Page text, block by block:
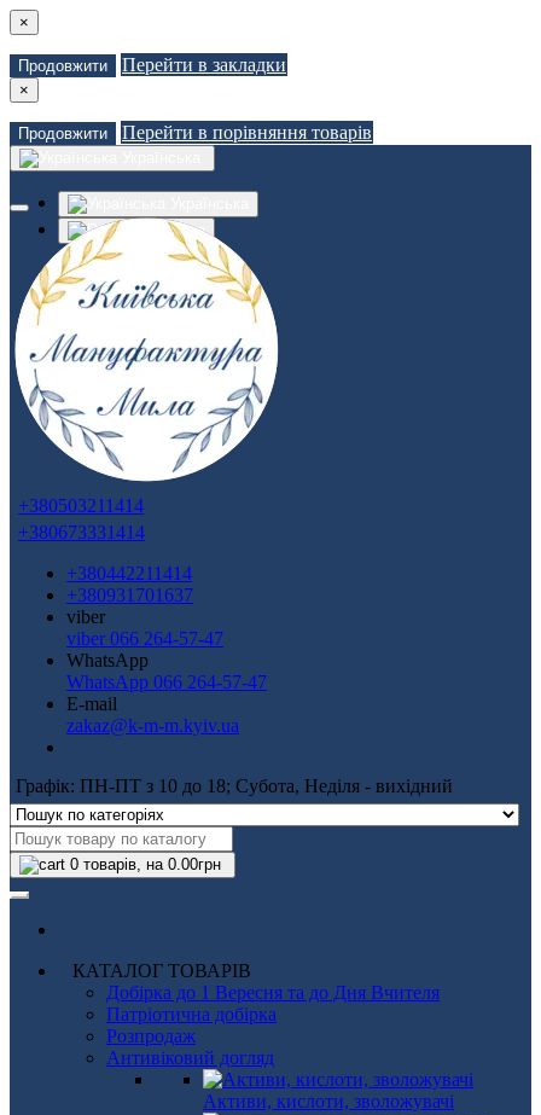
×
Продовжити Перейти в закладки
×
Продовжити Перейти в порівняння товарів
Russian
Закладки (0)
Порівняння товарів (0)
Зв'язатися з нами
Авторизація
Реєстрація
+380503211414
+380673331414
+380442211414
+380931701637
viber
viber 066 264-57-47
WhatsApp
WhatsApp 066 264-57-47
E-mail
zakaz@k-m-m.kyiv.ua
Графік: ПН-ПТ з 10 до 18; Субота, Неділя - вихідний
0 товарів, на 0.00грн
КАТАЛОГ ТОВАРІВ
Добірка до 1 Вересня та до Дня Вчителя
Патріотична добірка
Розпродаж
Антивіковий догляд
Активи, кислоти, зволожувачі